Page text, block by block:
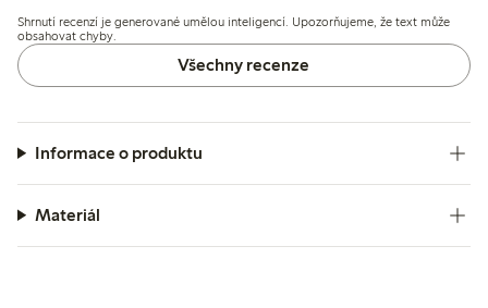
odolnosti a rozdíly ve střihu v závislosti na tvaru postavy.
Shrnutí recenzí je generované umělou inteligencí. Upozorňujeme, že text může
obsahovat chyby.
Všechny recenze
Informace o produktu
Materiál